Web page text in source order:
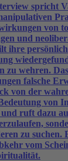
spricht
von
und
ihre
zu wehren.
falsche
von der
von
ruft dazu
zu suchen.
vom